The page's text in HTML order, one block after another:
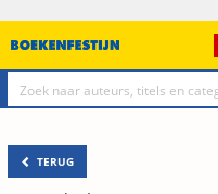
TERUG